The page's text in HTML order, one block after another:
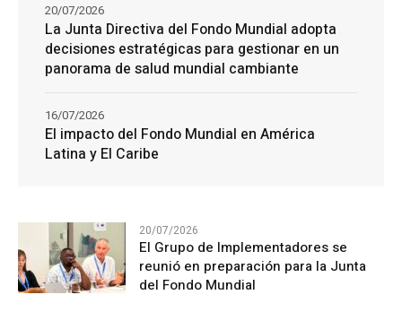
La Junta Directiva del Fondo Mundial adopta
decisiones estratégicas para gestionar en un
panorama de salud mundial cambiante
20/07/2026
El impacto del Fondo Mundial en América
Latina y El Caribe
16/07/2026
20/07/2026
El Grupo de Implementadores se
reunió en preparación para la Junta
del Fondo Mundial